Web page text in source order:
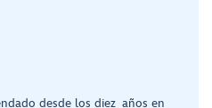
desde los diez años en